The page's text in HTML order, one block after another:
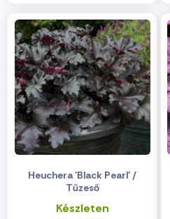
Heuchera 'Black Pearl' /
Tűzeső
Készleten